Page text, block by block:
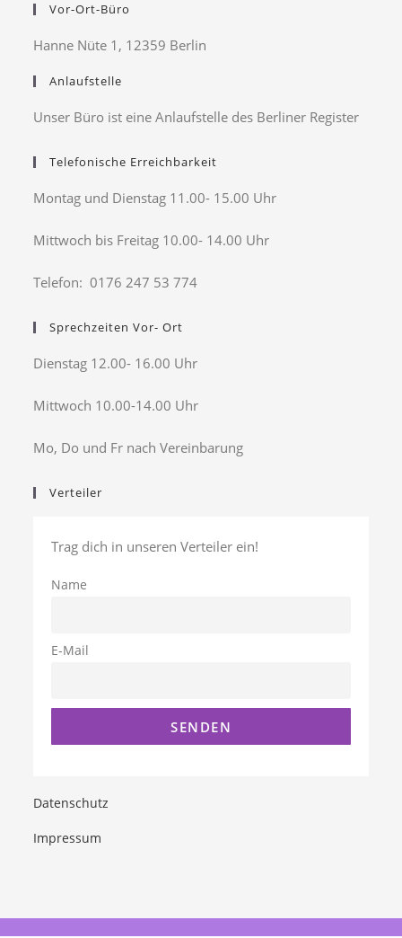
Vor-Ort-Büro
Hanne Nüte 1, 12359 Berlin
Anlaufstelle
Unser Büro ist eine Anlaufstelle des Berliner Register
Telefonische Erreichbarkeit
Montag und Dienstag 11.00- 15.00 Uhr
Mittwoch bis Freitag 10.00- 14.00 Uhr
Telefon: 0176 247 53 774
Sprechzeiten Vor- Ort
Dienstag 12.00- 16.00 Uhr
Mittwoch 10.00-14.00 Uhr
Mo, Do und Fr nach Vereinbarung
Verteiler
Trag dich in unseren Verteiler ein!
Name
E-Mail
Datenschutz
Impressum